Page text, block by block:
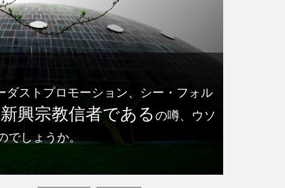
ダストプロモーション、シー・フォル
新興宗教信者であるの噂、ウソ
でしょうか。